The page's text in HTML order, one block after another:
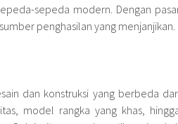
sepeda modern. Dengan
penghasilan yang menjanjikan.
dan konstruksi yang berbeda
model rangka yang khas,